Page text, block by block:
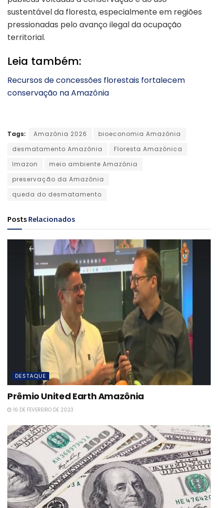
sustentável da floresta, especialmente em regiões
pressionadas pelo avanço ilegal da ocupação
territorial.
Leia também:
Recursos de concessões florestais fortalecem
conservação na Amazônia
Tags: Amazônia 2026
bioeconomia Amazônia
desmatamento Amazônia
Floresta Amazônica
Imazon
meio ambiente Amazônia
preservação da Amazônia
queda do desmatamento
Posts Relacionados
DESTAQUE
Prêmio United Earth Amazônia
16 DE FEVEREIRO DE 2023